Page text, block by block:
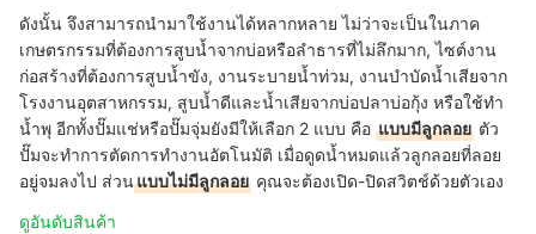
ดังนั้น จึงสามารถนำมาใช้งานได้หลากหลาย ไม่ว่าจะเป็นในภาค
เกษตรกรรมที่ต้องการสูบน้ำจากบ่อหรือลำธารที่ไม่ลึกมาก, ไซต์งาน
ก่อสร้างที่ต้องการสูบน้ำขัง, งานระบายน้ำท่วม, งานบำบัดน้ำเสียจาก
โรงงานอุตสาหกรรม, สูบน้ำดีและน้ำเสียจากบ่อปลาบ่อกุ้ง หรือใช้ทำ
น้ำพุ อีกทั้งปั๊มแช่หรือปั๊มจุ่มยังมีให้เลือก 2 แบบ คือ แบบมีลูกลอย ตัว
ปั๊มจะทำการตัดการทำงานอัตโนมัติ เมื่อดูดน้ำหมดแล้วลูกลอยที่ลอย
อยู่จมลงไป ส่วนแบบไม่มีลูกลอย คุณจะต้องเปิด-ปิดสวิตช์ด้วยตัวเอง
ดูอันดับสินค้า